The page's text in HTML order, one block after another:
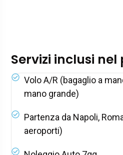
Servizi inclusi
Volo A/R (bagaglio a
mano grande)
Partenza da Napoli,
aeroporti)